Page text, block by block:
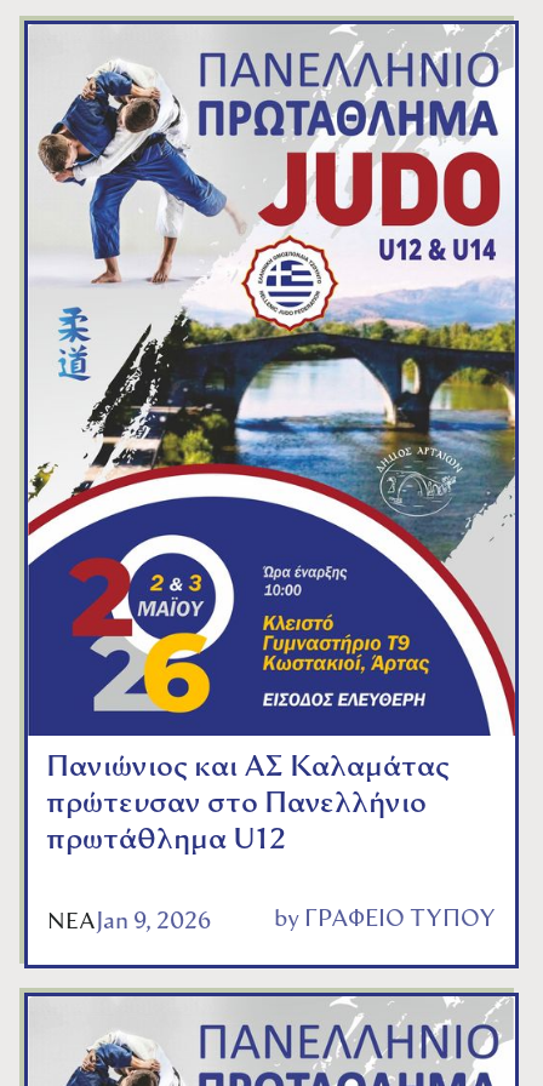
Πανιώνιος και ΑΣ Καλαμάτας
πρώτευσαν στο Πανελλήνιο
πρωτάθλημα U12
ΝΕΑ Jan 9, 2026 by ΓΡΑΦΕΙΟ ΤΥΠΟΥ